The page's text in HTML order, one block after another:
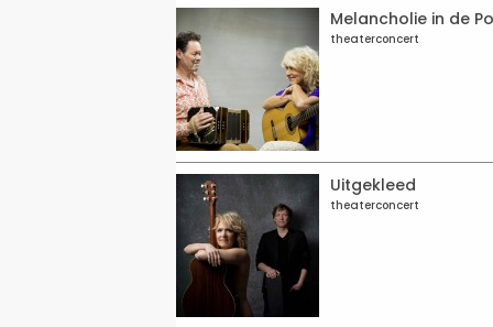
Melancholie in de
theaterconcert
Uitgekleed
theaterconcert